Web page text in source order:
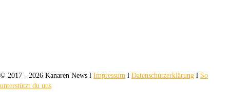
© 2017 - 2026 Kanaren News l Impressum l Datenschutzerklärung l So
unterstützt du uns